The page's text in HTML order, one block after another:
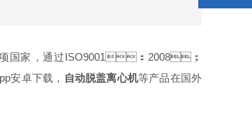
国家，通过ISO9001：2008；
卓下载， 自动脱盖离心机等产品在国外